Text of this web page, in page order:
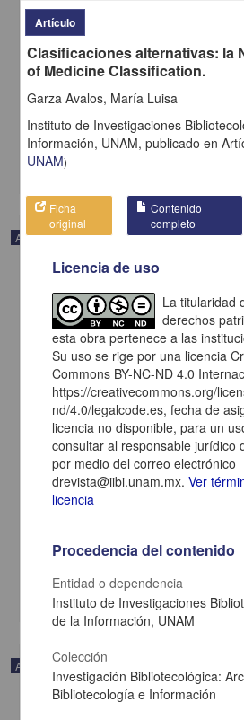
Reseña de libros
Salas Estrada Y Otros, Eduardo -
Bibliotecológicas y de la Información, UNAM
1986-08-01
Ciencias Sociales y Económicas
Artículo
Obras de consulta en la biblioteca del CUIB
1986-08-01
Artículo
Artículo
Clasificaciones alternativas: la
of Medicine Classification.
Garza Avalos, María Luisa
Instituto de Investigaciones
Información, UNAM, publicado en
UNAM)
Ficha
original
Contenido
completo
Licencia de uso
La titularidad
derechos
esta obra pertenece a las
Su uso se rige por una licencia
Commons BY-NC-ND 4.0
https://creativecommons.org/
nd/4.0/legalcode.es, fecha de
licencia no disponible, para un
consultar al responsable jurídico
por medio del correo electrónico
drevista@iibi.unam.mx.Ver
licencia
Procedencia del contenido
Entidad o dependencia
Instituto de Investigaciones
de la Información, UNAM
Colección
Investigación Bibliotecológica:
Bibliotecología e Información